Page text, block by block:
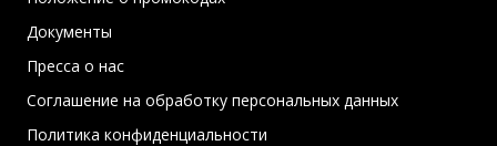
Документы
Пресса о нас
Соглашение на обработку персональных данных
Политика конфиденциальности